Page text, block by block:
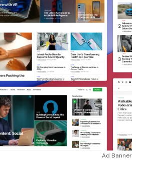
Ad Banner